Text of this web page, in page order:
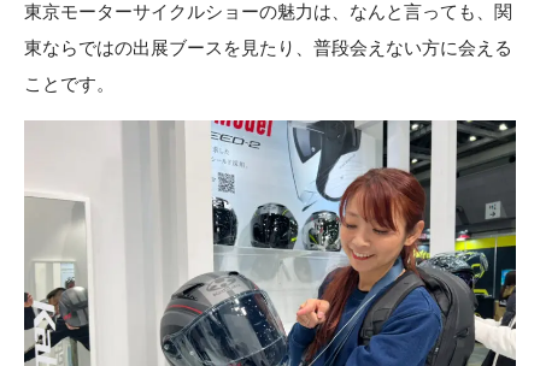
東京モーターサイクルショーの魅力は、なんと言っても、関
東ならではの出展ブースを見たり、普段会えない方に会える
ことです。